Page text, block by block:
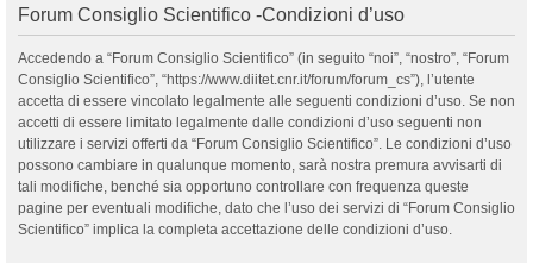
Forum Consiglio Scientifico -Condizioni d’uso
Accedendo a “Forum Consiglio Scientifico” (in seguito “noi”, “nostro”, “Forum
Consiglio Scientifico”, “https://www.diitet.cnr.it/forum/forum_cs”), l’utente
accetta di essere vincolato legalmente alle seguenti condizioni d’uso. Se non
accetti di essere limitato legalmente dalle condizioni d’uso seguenti non
utilizzare i servizi offerti da “Forum Consiglio Scientifico”. Le condizioni d’uso
possono cambiare in qualunque momento, sarà nostra premura avvisarti di
tali modifiche, benché sia opportuno controllare con frequenza queste
pagine per eventuali modifiche, dato che l’uso dei servizi di “Forum Consiglio
Scientifico” implica la completa accettazione delle condizioni d’uso.